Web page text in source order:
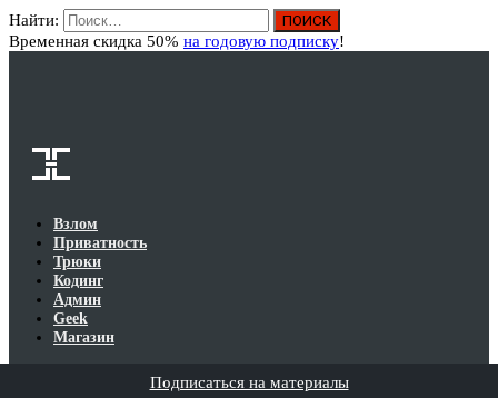
Найти:
Временная скидка 50% на годовую подписку!
Взлом
Приватность
Трюки
Кодинг
Админ
Geek
Магазин
Подписаться на материалы